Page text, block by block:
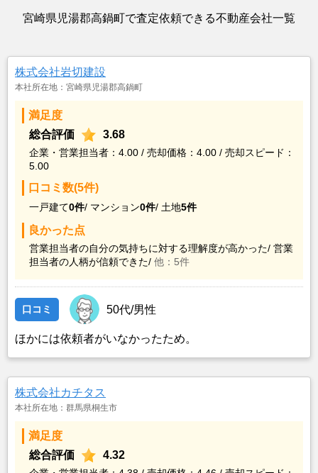
宮崎県児湯郡高鍋町で査定依頼できる不動産会社一覧
株式会社岩切建設
本社所在地：宮崎県児湯郡高鍋町
満足度
総合評価
3.68
企業・営業担当者：4.00 / 売却価格：4.00 / 売却スピード：
5.00
口コミ数(5件)
一戸建て0件/ マンション0件/ 土地5件
良かった点
営業担当者の自分の気持ちに対する理解度が高かった/ 営業
担当者の人柄が信頼できた/ 他：5件
口コミ 50代/男性
ほかには依頼者がいなかったため。
株式会社カチタス
本社所在地：群馬県桐生市
満足度
総合評価
4.32